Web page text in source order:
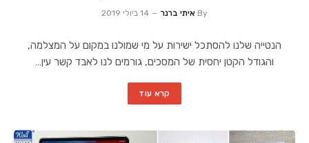
By איתי ברנר 14 ביולי 2019
הנטייה שלנו להסתכל ישירות על מי שמולנו במקום על המצלמה,
והגודל הקטן יחסית של המסכים, גורמים לנו לאבד קשר עין…
קרא עוד